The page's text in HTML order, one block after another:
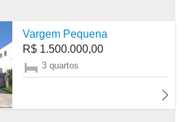
Vargem Pequena
R$ 1.500.000,00
3 quartos